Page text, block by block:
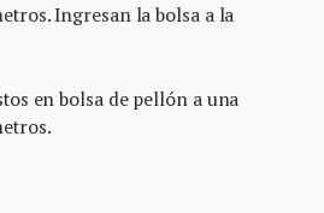
Ingresan la bolsa a la
en bolsa de pellón a una